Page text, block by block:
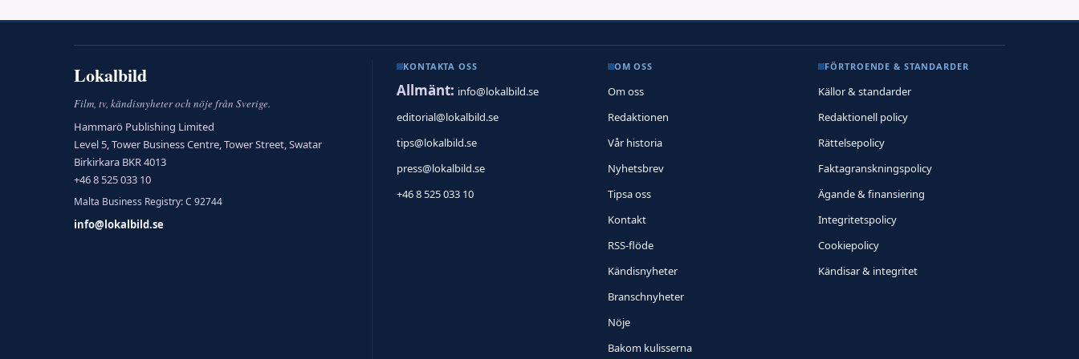
Lokalbild
Film, tv, kändisnyheter och nöje från Sverige.
Hammarö Publishing Limited
Level 5, Tower Business Centre, Tower Street, Swatar
Birkirkara BKR 4013
+46 8 525 033 10
Malta Business Registry: C 92744
info@lokalbild.se
KONTAKTA OSS
Allmänt: info@lokalbild.se
editorial@lokalbild.se
tips@lokalbild.se
press@lokalbild.se
+46 8 525 033 10
OM OSS
Om oss
Redaktionen
Vår historia
Nyhetsbrev
Tipsa oss
Kontakt
RSS-flöde
Kändisnyheter
Branschnyheter
Nöje
Bakom kulisserna
FÖRTROENDE & STANDARDER
Källor & standarder
Redaktionell policy
Rättelsepolicy
Faktagranskningspolicy
Ägande & finansiering
Integritetspolicy
Cookiepolicy
Kändisar & integritet